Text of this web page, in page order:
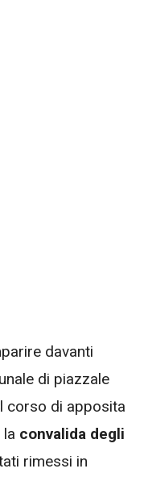
davanti
di piazzale
corso di apposita
convalida degli
rimessi in